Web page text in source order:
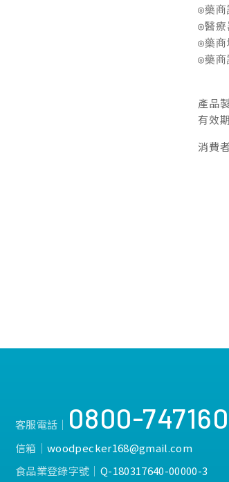
◎藥
◎醫
◎藥商
◎藥
產品
有效
消費
客服電話│ 0800-747160
信箱│woodpecker168@gmail.com
食品業登錄字號│ Q-180317640-00000-3